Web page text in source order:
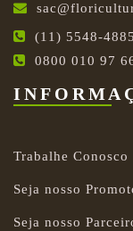
(11) 5548-4885
0800 010 97
Trabalhe Conosco
Seja nosso
Seja nosso